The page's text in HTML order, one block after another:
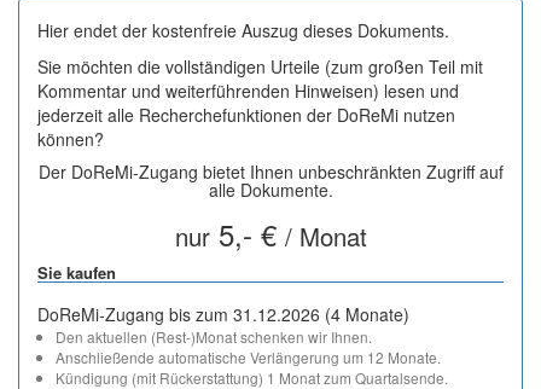
Hier endet der kostenfreie Auszug dieses Dokuments.
Sie möchten die vollständigen Urteile (zum großen Teil mit
Kommentar und weiterführenden Hinweisen) lesen und
jederzeit alle Recherchefunktionen der DoReMi nutzen
können?
Der DoReMi-Zugang bietet Ihnen unbeschränkten Zugriff auf
alle Dokumente.
nur5,- € / Monat
Sie kaufen
DoReMi-Zugang bis zum 31.12.2026 (4 Monate)
Den aktuellen (Rest-)Monat schenken wir Ihnen.
Anschließende automatische Verlängerung um 12 Monate.
Kündigung (mit Rückerstattung) 1 Monat zum Quartalsende.